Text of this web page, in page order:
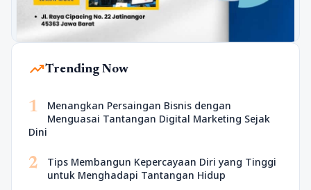
trending_upTrending Now
1
Menangkan Persaingan Bisnis dengan
Menguasai Tantangan Digital Marketing Sejak
Dini
2
Tips Membangun Kepercayaan Diri yang Tinggi
untuk Menghadapi Tantangan Hidup